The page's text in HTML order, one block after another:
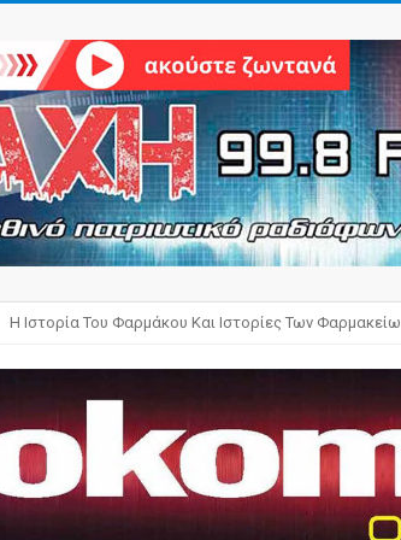
Η Ιστορία Του Φαρμάκου Και Ιστορίες Των